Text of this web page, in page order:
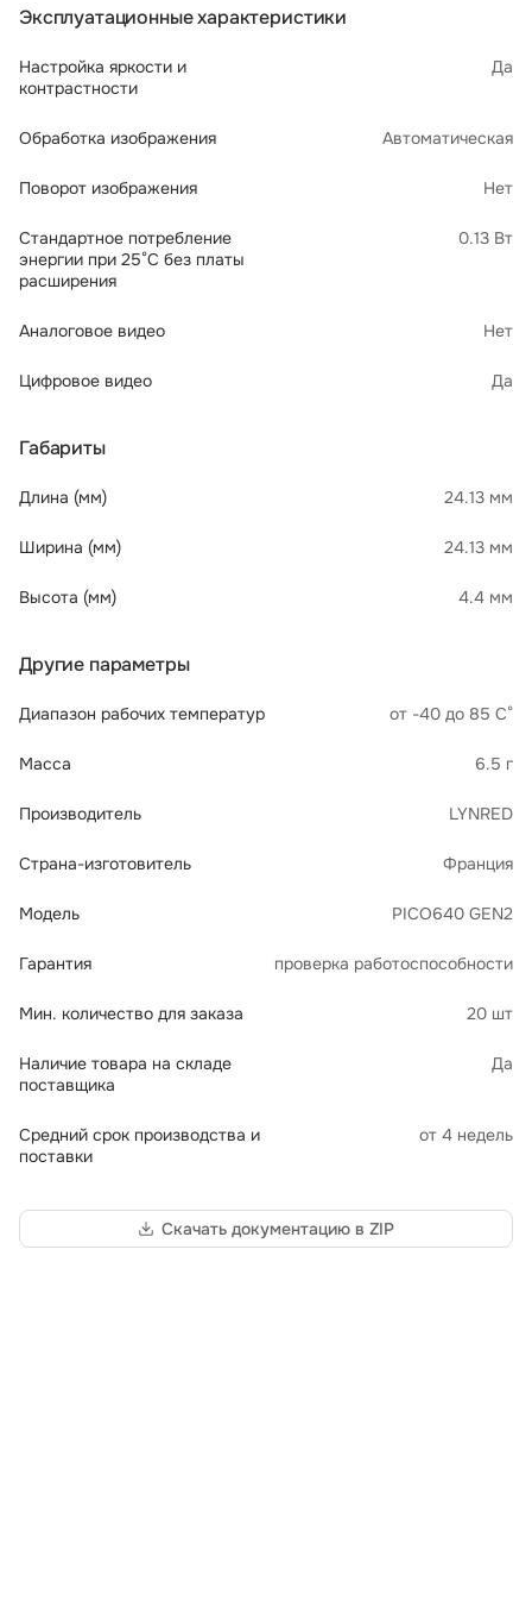
Эксплуатационные характеристики
Настройка яркости и
контрастности
Да
Обработка изображения Автоматическая
Поворот изображения Нет
Стандартное потребление
энергии при 25°С без платы
расширения
0.13 Вт
Аналоговое видео Нет
Цифровое видео Да
Габариты
Длина (мм) 24.13 мм
Ширина (мм) 24.13 мм
Высота (мм) 4.4 мм
Другие параметры
Диапазон рабочих температур от -40 до 85 С°
Масса 6.5 г
Производитель LYNRED
Страна-изготовитель Франция
Модель PICO640 GEN2
Гарантия проверка работоспособности
Мин. количество для заказа 20 шт
Наличие товара на складе
поставщика
Да
Средний срок производства и
поставки
от 4 недель
Скачать документацию в ZIP